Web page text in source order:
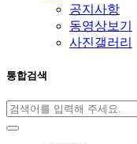
공지사항
동영상보기
사진갤러리
통합검색